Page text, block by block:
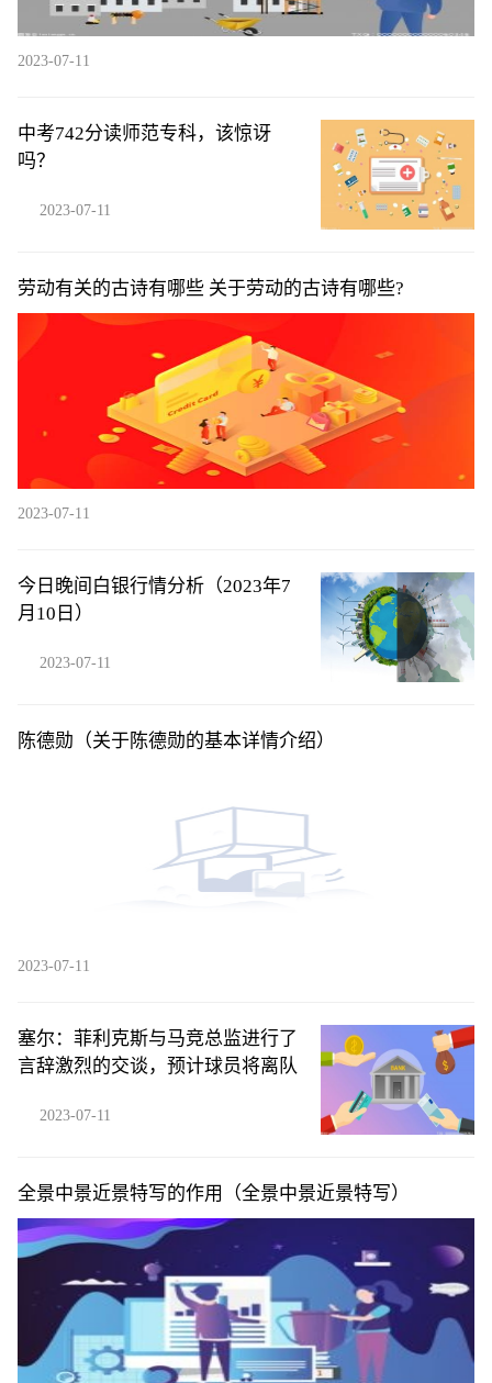
2023-07-11
中考742分读师范专科，该惊讶
吗？
2023-07-11
劳动有关的古诗有哪些 关于劳动的古诗有哪些?
2023-07-11
今日晚间白银行情分析（2023年7
月10日）
2023-07-11
陈德勋（关于陈德勋的基本详情介绍）
2023-07-11
塞尔：菲利克斯与马竞总监进行了
言辞激烈的交谈，预计球员将离队
2023-07-11
全景中景近景特写的作用（全景中景近景特写）